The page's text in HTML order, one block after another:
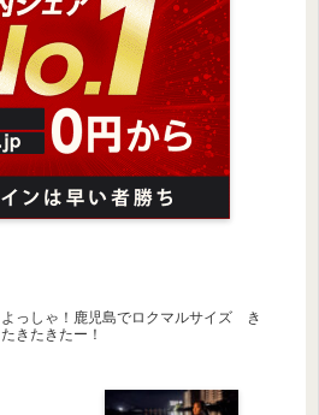
よっしゃ！鹿児島でロクマルサイズ き
たきたきたー！